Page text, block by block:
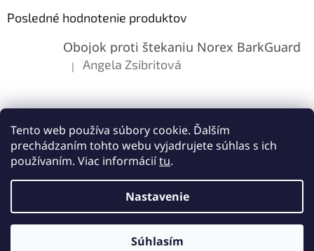
Tento web používa súbory cookie. Ďalším
prechádzaním tohto webu vyjadrujete súhlas s ich
používaním. Viac informáciítu.
Nastavenie
Súhlasím
Posledné hodnotenie produktov
Obojok proti štekaniu Norex BarkGuard
Hodnotenie produktu je 5 z 5 hviezdičiek.
| Angela Zsibritová
Vytvoril Shoptet
Copyright 2026Lemes.sk. Všetky práva vyhradené.Upraviť
nastavenie cookies